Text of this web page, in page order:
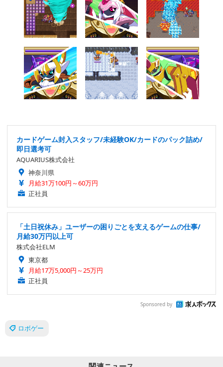
カードゲーム封入スタッフ/未経験OK/カードのパック詰め/
即日選考可
AQUARIUS株式会社
神奈川県
月給31万100円～60万円
正社員
「土日祝休み」ユーザーの困りごとを支えるゲームの仕事/
月給30万円以上可
株式会社ELM
東京都
月給17万5,000円～25万円
正社員
Sponsored by
ロボゲー